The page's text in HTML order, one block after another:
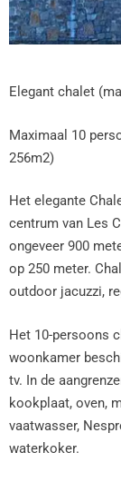
Elegant chalet
Maximaal 10
256m2)
Het elegante
centrum van Les
ongeveer 900
op 250 meter.
outdoor jacuzzi,
Het 10-persoons
woonkamer
tv. In de
kookplaat, oven,
vaatwasser,
waterkoker.